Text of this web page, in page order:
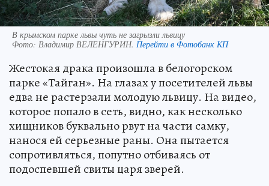
В крымском парке львы чуть не загрызли львицу
Фото: Владимир ВЕЛЕНГУРИН. Перейти в Фотобанк КП
Жестокая драка произошла в белогорском
парке «Тайган». На глазах у посетителей львы
едва не растерзали молодую львицу. На видео,
которое попало в сеть, видно, как несколько
хищников буквально рвут на части самку,
нанося ей серьезные раны. Она пытается
сопротивляться, попутно отбиваясь от
подоспевшей свиты царя зверей.